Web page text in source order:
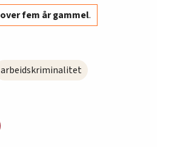
over fem år gammel.
arbeidskriminalitet